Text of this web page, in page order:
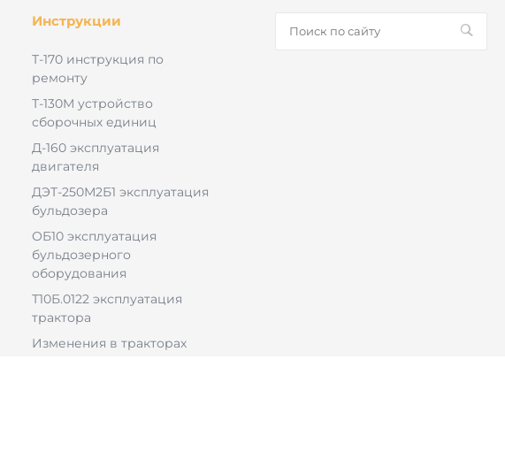
Инструкции
Т-170 инструкция по
ремонту
Т-130М устройство
сборочных единиц
Д-160 эксплуатация
двигателя
ДЭТ-250М2Б1 эксплуатация
бульдозера
ОБ10 эксплуатация
бульдозерного
оборудования
Т10Б.0122 эксплуатация
трактора
Изменения в тракторах